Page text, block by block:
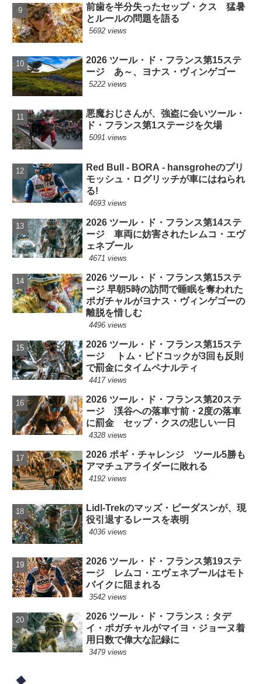
前歯を半分失ったセップ・クス 猛暑
とルールの問題を語る
5692 views
2026 ツール・ド・フランス第15ステ
ージ あ～、ヨナス・ヴィンゲゴー
5222 views
悪魔おじさんが、強盗に会いツール・
ド・フランス第1ステージを欠場
5091 views
Red Bull - BORA - hansgroheのプリ
モッシュ・ログリッチが車にはねられ
る!
4693 views
2026 ツール・ド・フランス第14ステ
ージ 車両に妨害されたレムコ・エヴ
ェネプール
4671 views
2026 ツール・ド・フランス第15ステ
ージ 早朝5時の訪問で睡眠を奪われた
ポガチャルがヨナス・ヴィンゲゴーの
離脱を惜しむ
4496 views
2026 ツール・ド・フランス第15ステ
ージ トム・ピドコックが3回も反則
で罰金にタイムペナルティ
4417 views
2026 ツール・ド・フランス第20ステ
ージ 渓谷への落車寸前・2度の落車
に罰金 セップ・クスの悲しい一日
4328 views
2026 ポギ・チャレンジ ツール5勝も
アマチュアライダーに敗れる
4192 views
Lidl-Trekのマッズ・ピーダスンが、現
役引退するレースを表明
4036 views
2026 ツール・ド・フランス第19ステ
ージ レムコ・エヴェネプールはモト
バイクに阻まれる
3542 views
2026 ツール・ド・フランス：タデ
イ・ポガチャルがマイヨ・ジョーヌ着
用日数で偉大な記録に
3479 views